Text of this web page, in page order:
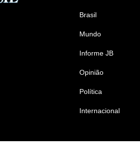
Brasil
Mundo
Informe JB
Opinião
Política
Internacional